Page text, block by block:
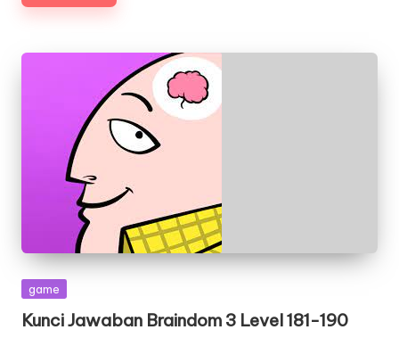
Posted
game
Kunci Jawaban Braindom 3 Level 181-190